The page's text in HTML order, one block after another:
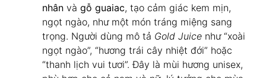
nhân và gỗ guaiac, tạo cảm giác kem mịn,
ngọt ngào, như một món tráng miệng sang
trọng. Người dùng mô tả Gold Juice như “xoài
ngọt ngào”, “hương trái cây nhiệt đới” hoặc
“thanh lịch vui tươi”. Đây là mùi hương unisex,